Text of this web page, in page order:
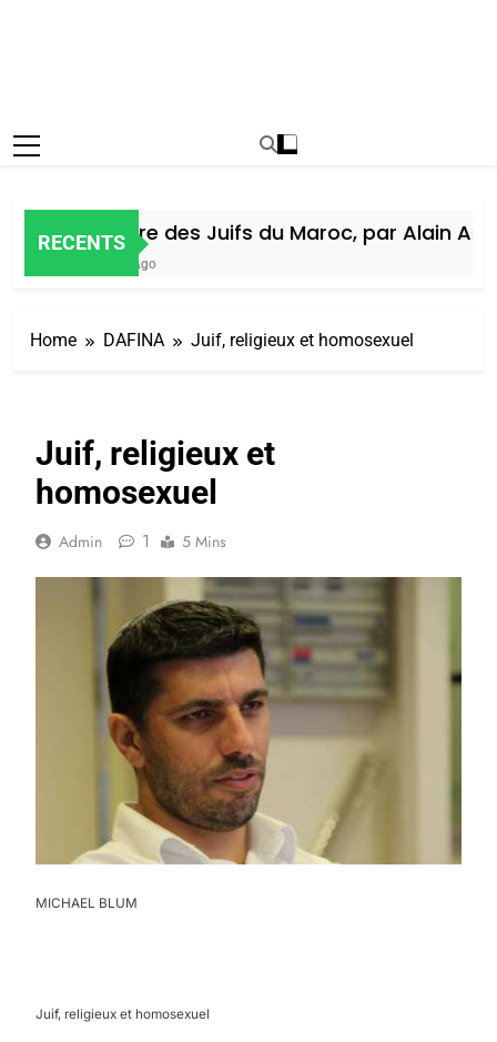
RECENTS
Histoire des Juifs du Maroc, par Alain Amiel
Home DAFINA Juif, religieux et homosexuel
Juif, religieux et
homosexuel
Admin 1 5 Mins
MICHAEL BLUM
Juif, religieux et homosexuel